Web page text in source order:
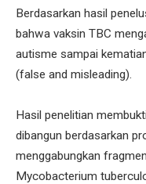
Berdasarkan hasil
bahwa vaksin TBC
autisme sampai
(false and misleading).
Hasil penelitian
dibangun berdasarkan
menggabungkan
Mycobacterium